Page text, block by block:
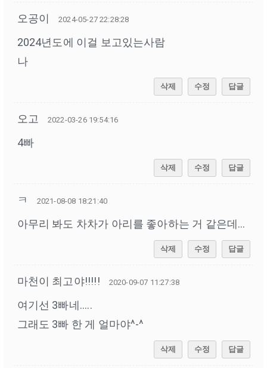
오공이 2024-05-27 22:28:28
2024년도에 이걸 보고있는사람
나
삭제 수정 답글
오고 2022-03-26 19:54:16
4빠
삭제 수정 답글
ㅋ 2021-08-08 18:21:40
아무리 봐도 차차가 아리를 좋아하는 거 같은데...
삭제 수정 답글
마천이 최고야!!!!! 2020-09-07 11:27:38
여기선 3빠네.....
그래도 3빠 한 게 얼마야^-^
삭제 수정 답글